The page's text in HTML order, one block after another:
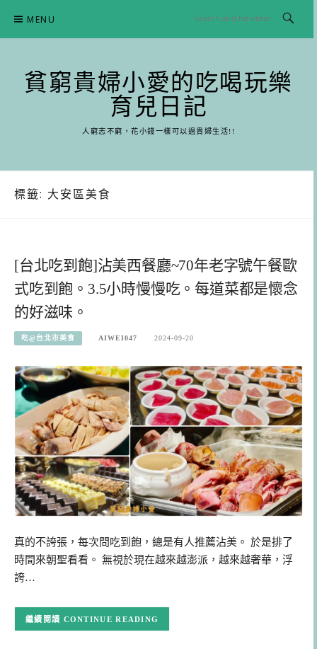
content
MENU
貧窮貴婦小愛的吃喝玩樂
育兒日記
人窮志不窮，花小錢一樣可以過貴婦生活!!
標籤: 大安區美食
[台北吃到飽]沾美西餐廳~70年老字號午餐歐
式吃到飽。3.5小時慢慢吃。每道菜都是懷念
的好滋味。
吃@台北市美食 AIWEI047 2024-09-20
真的不誇張，每次問吃到飽，總是有人推薦沾美。 於是排了
時間來朝聖看看。 無視於現在越來越澎派，越來越奢華，浮
誇…
CONTINUE READING